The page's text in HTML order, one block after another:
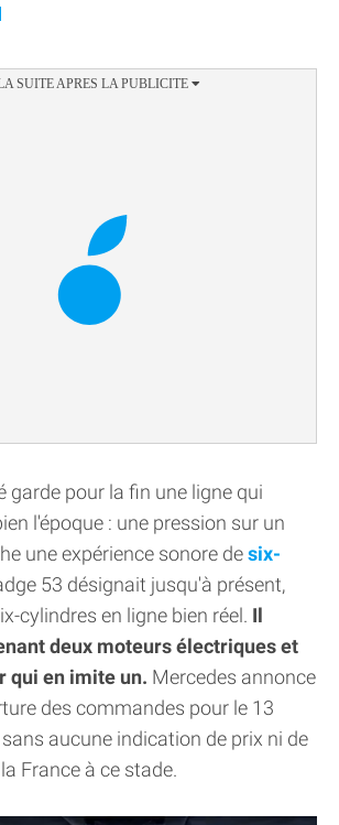
garde pour la fin une ligne qui
l'époque : une pression sur un
une expérience sonore desix-
53 désignait jusqu'à présent,
cylindres en ligne bien réel. Il
deux moteurs électriques et
qui en imite un. Mercedes annonce
des commandes pour le 13
aucune indication de prix ni de
France à ce stade.